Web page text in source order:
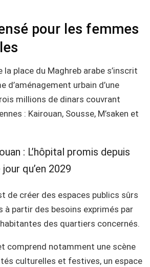
pour les femmes
place du Maghreb arabe s’inscrit
d’aménagement urbain d’une
millions de dinars couvrant
: Kairouan, Sousse, M’saken et
: L’hôpital promis depuis
qu’en 2029
de créer des espaces publics sûrs
à partir des besoins exprimés par
des quartiers concernés.
comprend notamment une scène
culturelles et festives, un espace